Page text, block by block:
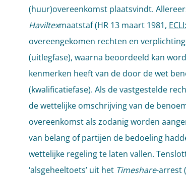
(huur)overeenkomst plaatsvindt.
Haviltexmaatstaf (HR 13 maart 1981,
overeengekomen rechten en
(uitlegfase), waarna beoordeeld kan
kenmerken heeft van de door de wet
(kwalificatiefase). Als de vastgestelde
de wettelijke omschrijving van de
overeenkomst als zodanig worden
van belang of partijen de bedoeling
wettelijke regeling te laten vallen.
‘alsgeheeltoets’ uit het Timeshare-arrest